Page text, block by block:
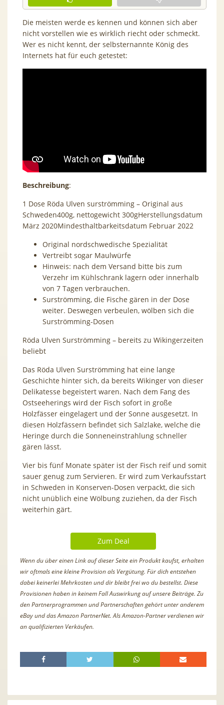
Die meisten werde es kennen und können sich aber
nicht vorstellen wie es wirklich riecht oder schmeckt.
Wer es nicht kennt, der selbsternannte König des
Internets hat für euch getestet:
Beschreibung:
1 Dose Röda Ulven surströmming – Original aus
Schweden400g, nettogewicht 300gHerstellungsdatum
März 2020Mindesthaltbarkeitsdatum Februar 2022
Original nordschwedische Spezialität
Vertreibt sogar Maulwürfe
Hinweis: nach dem Versand bitte bis zum
Verzehr im Kühlschrank lagern oder innerhalb
von 7 Tagen verbrauchen.
Surströmming, die Fische gären in der Dose
weiter. Deswegen verbeulen, wölben sich die
Surströmming-Dosen
Röda Ulven Surströmming – bereits zu Wikingerzeiten
beliebt
Das Röda Ulven Surströmming hat eine lange
Geschichte hinter sich, da bereits Wikinger von dieser
Delikatesse begeistert waren. Nach dem Fang des
Ostseeherings wird der Fisch sofort in große
Holzfässer eingelagert und der Sonne ausgesetzt. In
diesen Holzfässern befindet sich Salzlake, welche die
Heringe durch die Sonneneinstrahlung schneller
gären lässt.
Vier bis fünf Monate später ist der Fisch reif und somit
sauer genug zum Servieren. Er wird zum Verkaufsstart
in Schweden in Konserven-Dosen verpackt, die sich
nicht unüblich eine Wölbung zuziehen, da der Fisch
weiterhin gärt.
Zum Deal
Wenn du über einen Link auf dieser Seite ein Produkt kaufst, erhalten
wir oftmals eine kleine Provision als Vergütung. Für dich entstehen
dabei keinerlei Mehrkosten und dir bleibt frei wo du bestellst. Diese
Provisionen haben in keinem Fall Auswirkung auf unsere Beiträge. Zu
den Partnerprogrammen und Partnerschaften gehört unter anderem
eBay und das Amazon PartnerNet. Als Amazon-Partner verdienen wir
an qualifizierten Verkäufen.